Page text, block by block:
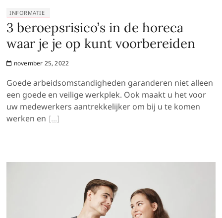
INFORMATIE
3 beroepsrisico’s in de horeca
waar je je op kunt voorbereiden
november 25, 2022
Goede arbeidsomstandigheden garanderen niet alleen
een goede en veilige werkplek. Ook maakt u het voor
uw medewerkers aantrekkelijker om bij u te komen
werken en